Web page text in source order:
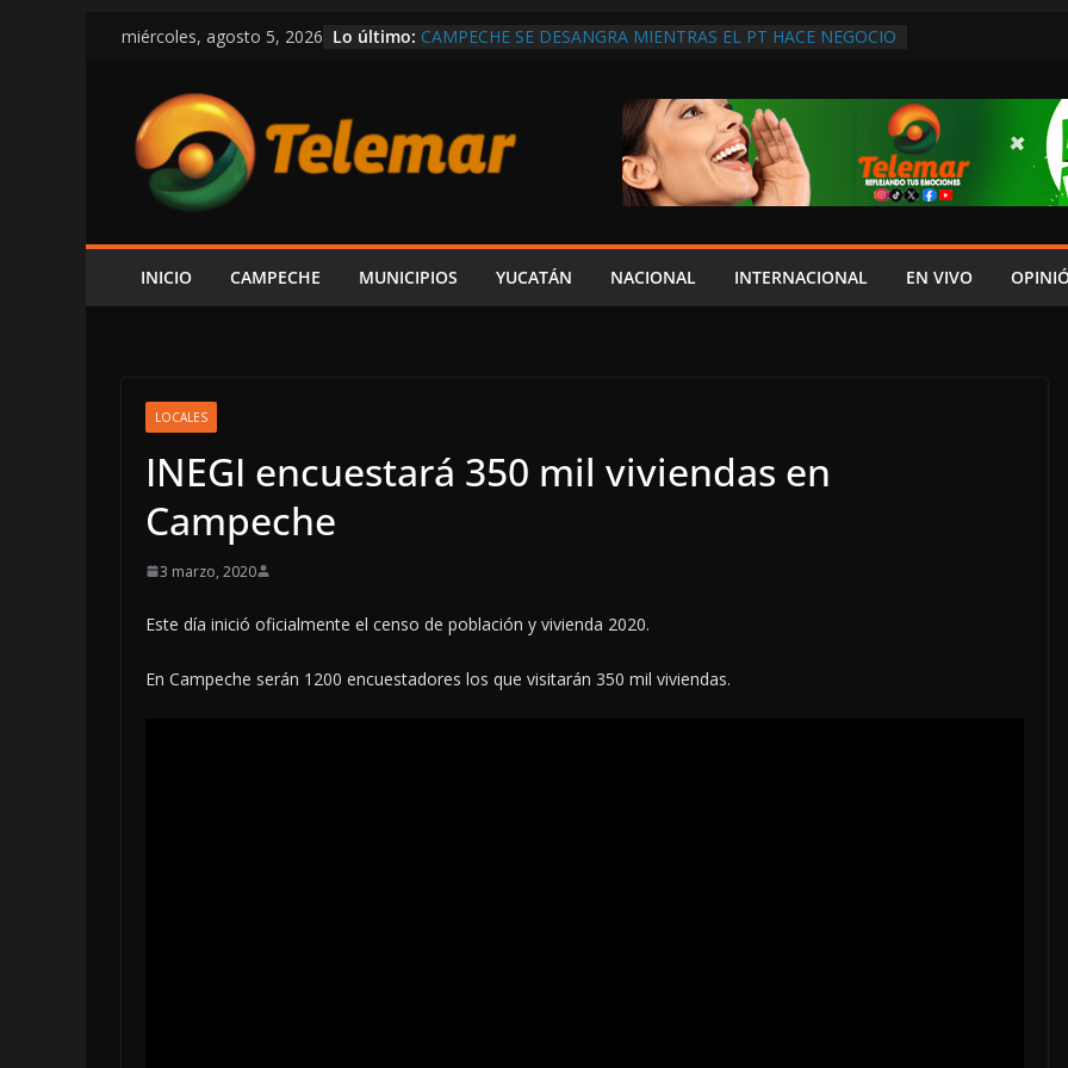
Saltar
contenido
miércoles, agosto 5, 2026 Lo último: CAMPECHE SE DESANGRA MIENTRAS EL PT HACE NEGOCIO
PERIODISTAS EN LA RED SOCIAL X; LUISA ALCALDE LO
PRESENTARÁ HOY O EL PRÓXIMO MIÉRCOLES
MARIO DELGADO VIOLA LA CONSTITUCIÓN AL ATRIBUIR A
SHEINBAUM APOYO FINANCIADO CON RECURSOS
PÚBLICOS: SOFÍA ORTEGA
DEL GOBIERNO DE LAYDA SANSORES POR EL QUINTO
INFORME
INICIO CAMPECHE MUNICIPIOS YUCATÁN NACIONAL INTERNACIONAL EN VIVO
LOCALES
INEGI encuestará 350 mil viviendas en
Campeche
3 marzo, 2020
Este día inició oficialmente el censo de población y vivienda 2020.
En Campeche serán 1200 encuestadores los que visitarán 350 mil viviendas.